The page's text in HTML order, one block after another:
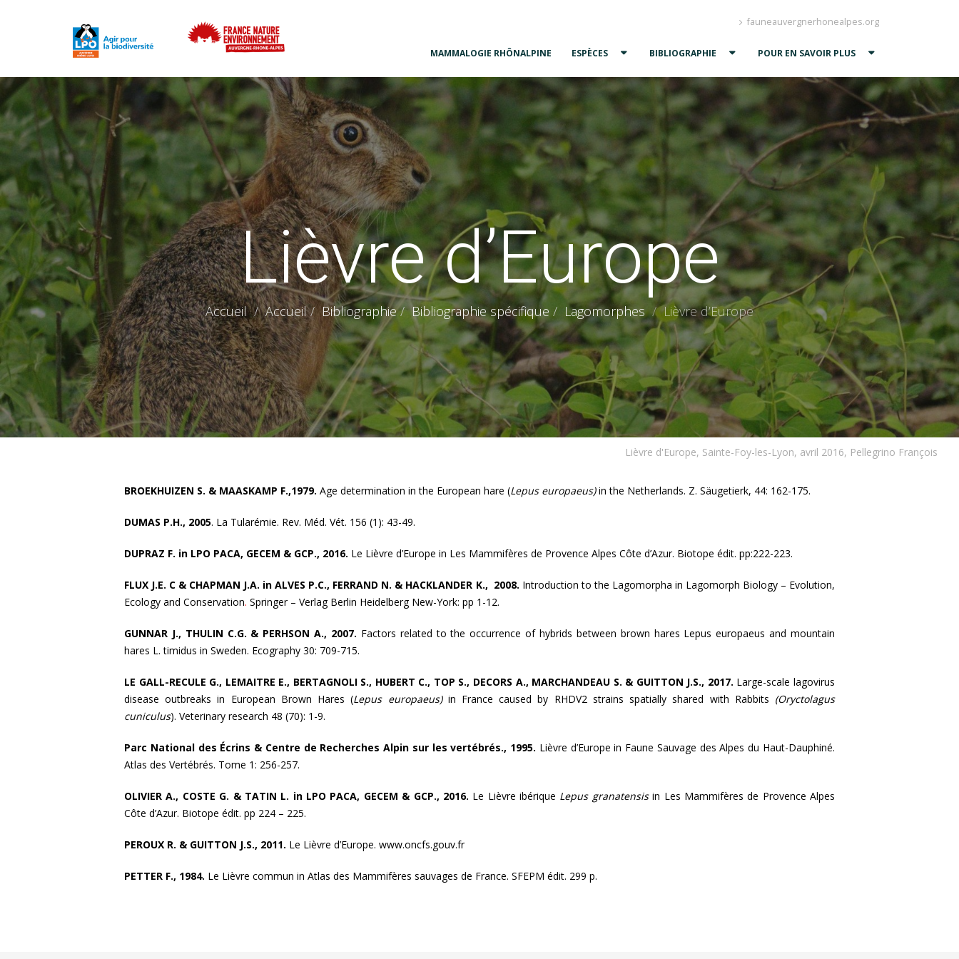
fauneauvergnerhonealpes.org
MAMMALOGIE RHÔNALPINE ESPÈCES BIBLIOGRAPHIE POUR EN SAVOIR PLUS
Lièvre d’Europe
Accueil Accueil Bibliographie Bibliographie spécifique Lagomorphes Lièvre d’Europe
Lièvre d'Europe, Sainte-Foy-les-Lyon, avril 2016, Pellegrino François
BROEKHUIZEN S. & MAASKAMP F.,1979. Age determination in the European hare (Lepus europaeus)in the Netherlands. Z. Säugetierk, 44: 162-175.
DUMAS P.H., 2005. La Tularémie. Rev. Méd. Vét. 156 (1): 43-49.
DUPRAZ F. in LPO PACA, GECEM & GCP., 2016. Le Lièvre d’Europe in Les Mammifères de Provence Alpes Côte d’Azur. Biotope édit. pp:222-223.
FLUX J.E. C & CHAPMAN J.A. in ALVES P.C., FERRAND N. & HACKLANDER K., 2008. Introduction to the Lagomorpha in Lagomorph Biology – Evolution,
Ecology and Conservation. Springer – Verlag Berlin Heidelberg New-York: pp 1-12.
GUNNAR J., THULIN C.G. & PERHSON A., 2007. Factors related to the occurrence of hybrids between brown hares Lepus europaeus and mountain
hares L. timidus in Sweden. Ecography 30: 709-715.
LE GALL-RECULE G., LEMAITRE E., BERTAGNOLI S., HUBERT C., TOP S., DECORS A., MARCHANDEAU S. & GUITTON J.S., 2017. Large-scale lagovirus
disease outbreaks in European Brown Hares (Lepus europaeus)in France caused by RHDV2 strains spatially shared with Rabbits (Oryctolagus
cuniculus). Veterinary research 48 (70): 1-9.
Parc National des Écrins & Centre de Recherches Alpin sur les vertébrés., 1995. Lièvre d’Europe in Faune Sauvage des Alpes du Haut-Dauphiné.
Atlas des Vertébrés. Tome 1: 256-257.
OLIVIER A., COSTE G. & TATIN L. in LPO PACA, GECEM & GCP., 2016. Le Lièvre ibérique Lepus granatensisin Les Mammifères de Provence Alpes
Côte d’Azur. Biotope édit. pp 224 – 225.
PEROUX R. & GUITTON J.S., 2011. Le Lièvre d’Europe. www.oncfs.gouv.fr
PETTER F., 1984. Le Lièvre commun in Atlas des Mammifères sauvages de France. SFEPM édit. 299 p.